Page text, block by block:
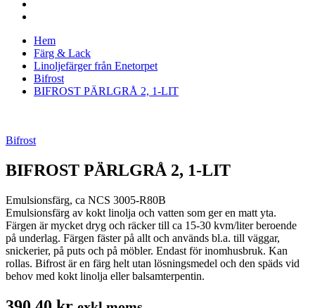
Hem
Färg & Lack
Linoljefärger från Enetorpet
Bifrost
BIFROST PÄRLGRÅ 2, 1-LIT
Bifrost
BIFROST PÄRLGRÅ 2, 1-LIT
Emulsionsfärg, ca NCS 3005-R80B
Emulsionsfärg av kokt linolja och vatten som ger en matt yta.
Färgen är mycket dryg och räcker till ca 15-30 kvm/liter beroende
på underlag. Färgen fäster på allt och används bl.a. till väggar,
snickerier, på puts och på möbler. Endast för inomhusbruk. Kan
rollas. Bifrost är en färg helt utan lösningsmedel och den späds vid
behov med kokt linolja eller balsamterpentin.